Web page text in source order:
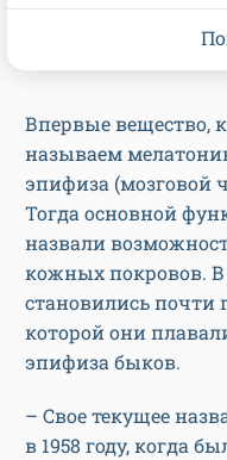
Впервые вещество,
называем
эпифиза (мозговой
Тогда основной
назвали
кожных покровов.
становились почти
которой они
эпифиза быков.
– Свое текущее
в 1958 году, когда